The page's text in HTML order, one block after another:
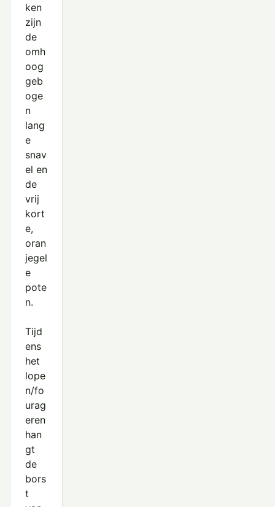
ken
zijn
de
omh
oog
geb
oge
n
lang
e
snav
el en
de
vrij
kort
e,
oran
jegel
e
pote
n.
Tijd
ens
het
lope
n/fo
urag
eren
han
gt
de
bors
t